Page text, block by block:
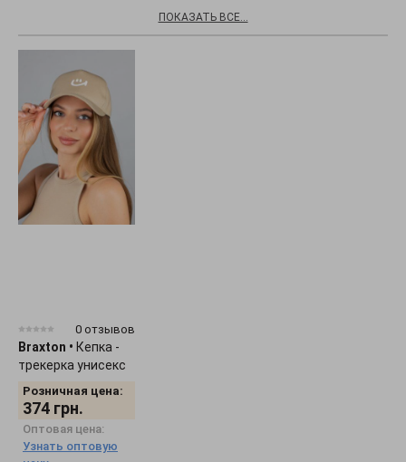
ПОКАЗАТЬ ВСЕ...
0 отзывов
Braxton • Кепка -
трекерка унисекс
Розничная цена:
374 грн.
Оптовая цена:
Узнать оптовую